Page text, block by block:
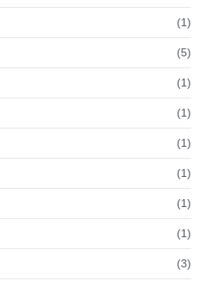
(1)
(5)
(1)
(1)
(1)
(1)
(1)
(1)
(3)